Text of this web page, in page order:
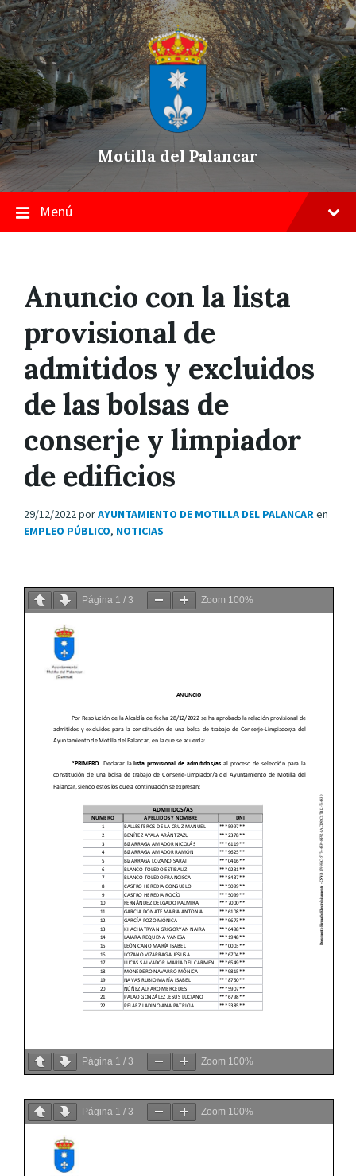
Skip
to
content
Saltar
a
la
navegación
principal
Saltar
a
pie
de
página
Motilla del Palancar
Menú
Anuncio con la lista
provisional de
admitidos y excluidos
de las bolsas de
conserje y limpiador
de edificios
29/12/2022porAYUNTAMIENTO DE MOTILLA DEL PALANCARen
EMPLEO PÚBLICO, NOTICIAS
Página 1 / 3 Zoom 100%
Página 1 / 3 Zoom 100%
Página 1 / 3 Zoom 100%